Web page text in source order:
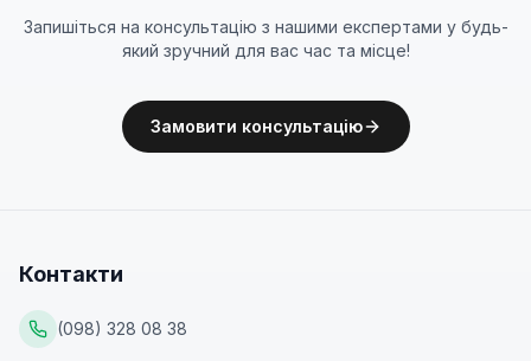
Запишіться на консультацію з нашими експертами у будь-
який зручний для вас час та місце!
Замовити консультацію
Контакти
(098) 328 08 38